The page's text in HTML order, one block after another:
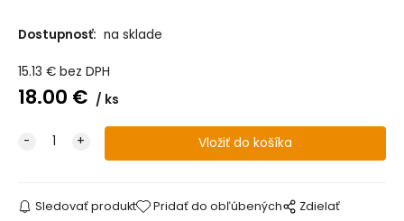
Dostupnosť: na sklade
15.13 € bez DPH
18.00 € ks
Sledovať produkt Pridať do obľúbených Zdielať